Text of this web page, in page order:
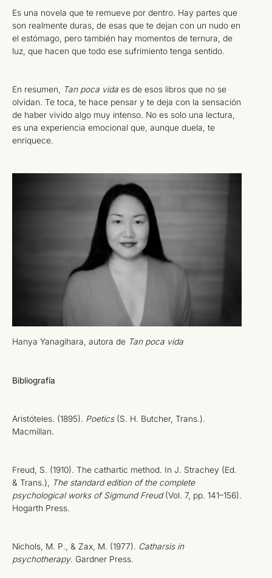
Es una novela que te remueve por dentro. Hay partes que
son realmente duras, de esas que te dejan con un nudo en
el estómago, pero también hay momentos de ternura, de
luz, que hacen que todo ese sufrimiento tenga sentido.
En resumen, Tan poca vida es de esos libros que no se
olvidan. Te toca, te hace pensar y te deja con la sensación
de haber vivido algo muy intenso. No es solo una lectura,
es una experiencia emocional que, aunque duela, te
enriquece.
Hanya Yanagihara, autora de Tan poca vida
Bibliografía
Aristóteles. (1895). Poetics(S. H. Butcher, Trans.).
Macmillan.
Freud, S. (1910). The cathartic method. In J. Strachey (Ed.
& Trans.),
The standard edition of the complete
psychological works of Sigmund Freud(Vol. 7, pp. 141–156).
Hogarth Press.
Nichols, M. P., & Zax, M. (1977). Catharsis in
psychotherapy. Gardner Press.